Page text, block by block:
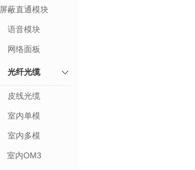
屏蔽直通模块
语音模块
网络面板
光纤光缆
皮线光缆
室内单模
室内多模
室内OM3